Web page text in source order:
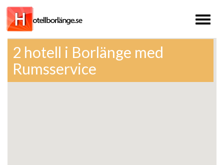
Toggle
2 hotell i Borlänge med
Rumsservice